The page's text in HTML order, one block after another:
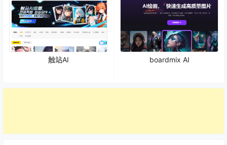
触站AI boardmix AI